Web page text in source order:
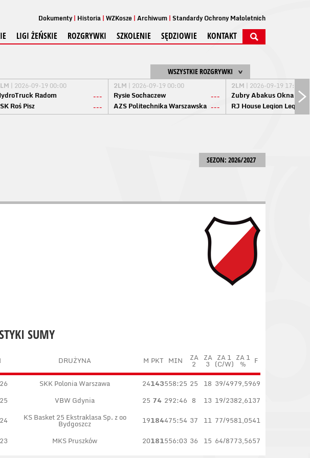
Dokumenty Historia WZKosze Archiwum Standardy Ochrony Małoletnich
LIGI ŻEŃSKIE ROZGRYWKI SZKOLENIE SĘDZIOWIE KONTAKT
WSZYSTKIE ROZGRYWKI
| 2026-09-19 00:00
Radom
---
Roś Pisz
---
2LM | 2026-09-19 00:00
Rysie Sochaczew
---
AZS Politechnika Warszawska ---
2LM | 2026-09-19 17:00
Żubry Abakus Okna
RJ House Legion
SEZON: 2026/2027
SUMY
DRUŻYNA M PKT MIN ZA
2
ZA
3
ZA 1
(C/W)
ZA 1
% F
SKK Polonia Warszawa 24143558:25 25 18 39/4979,5969
VBW Gdynia 25 74 292:46 8 13 19/2382,6137
KS Basket 25 Ekstraklasa Sp. z oo
Bydgoszcz 19184475:54 37 11 77/9581,0541
MKS Pruszków 20181556:03 36 15 64/8773,5657